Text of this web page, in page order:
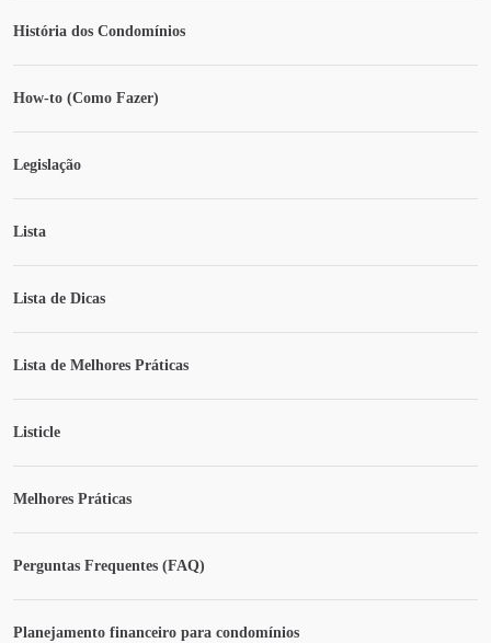
História dos Condomínios
How-to (Como Fazer)
Legislação
Lista
Lista de Dicas
Lista de Melhores Práticas
Listicle
Melhores Práticas
Perguntas Frequentes (FAQ)
Planejamento financeiro para condomínios